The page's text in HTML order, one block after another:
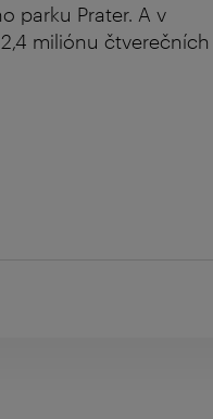
parku Prater. A v
miliónu čtverečních